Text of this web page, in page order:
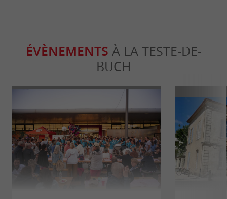
ÉVÈNEMENTS À LA TESTE-DE-
BUCH